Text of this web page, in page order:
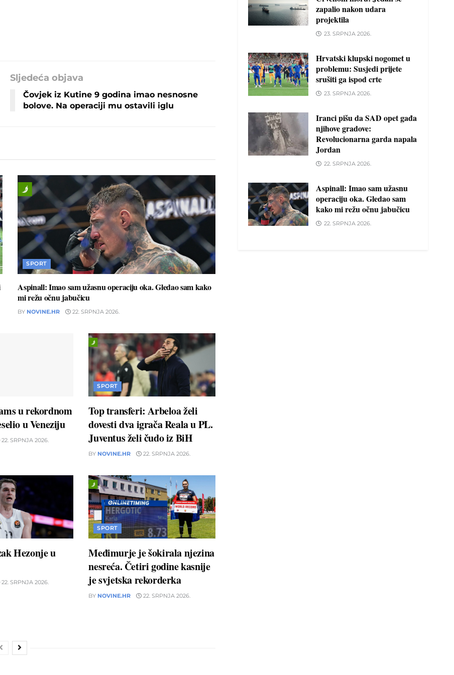
Sljedeća objava
Čovjek iz Kutine 9 godina imao nesnosne
bolove. Na operaciji mu ostavili iglu
SPORT
Aspinall: Imao sam užasnu operaciju oka. Gledao sam kako
mi režu očnu jabučicu
BY NOVINE.HR 22. SRPNJA 2026.
u rekordnom
u Veneziju
22. SRPNJA 2026.
SPORT
Top transferi: Arbeloa želi
dovesti dva igrača Reala u PL.
Juventus želi čudo iz BiH
BY NOVINE.HR 22. SRPNJA 2026.
Hezonje u
22. SRPNJA 2026.
SPORT
Međimurje je šokirala njezina
nesreća. Četiri godine kasnije
je svjetska rekorderka
BY NOVINE.HR 22. SRPNJA 2026.
zapalio nakon udara
projektila
23. SRPNJA 2026.
Hrvatski klupski nogomet u
problemu: Susjedi prijete
srušiti ga ispod crte
23. SRPNJA 2026.
Iranci pišu da SAD opet gađa
njihove gradove:
Revolucionarna garda napala
Jordan
22. SRPNJA 2026.
Aspinall: Imao sam užasnu
operaciju oka. Gledao sam
kako mi režu očnu jabučicu
22. SRPNJA 2026.